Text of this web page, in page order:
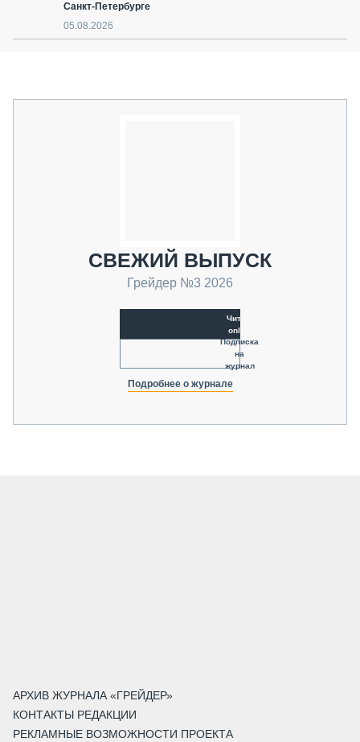
Санкт-Петербурге
05.08.2026
СВЕЖИЙ ВЫПУСК
Грейдер №3 2026
Читать
online
Подписка
на
журнал
Подробнее о журнале
АРХИВ ЖУРНАЛА «ГРЕЙДЕР»
КОНТАКТЫ РЕДАКЦИИ
РЕКЛАМНЫЕ ВОЗМОЖНОСТИ ПРОЕКТА